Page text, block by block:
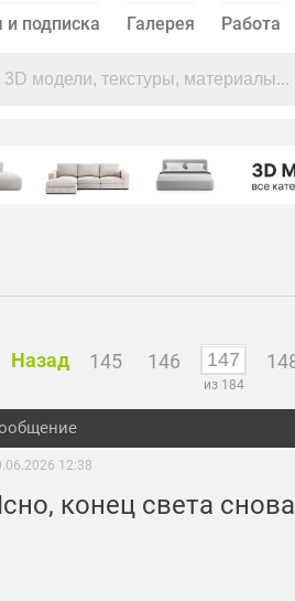
подписка Галерея Работа
Назад 145 146
из 184
12:38
конец света